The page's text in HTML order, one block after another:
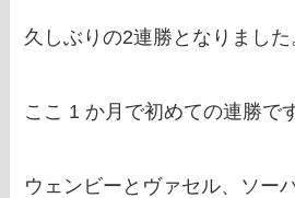
久しぶりの2連勝となりました
ここ 1 か月で初めての連勝で
ウェンビーとヴァセル、ソー